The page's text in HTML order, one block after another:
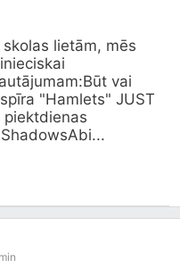
lietām, mēs
vai
"Hamlets" JUST
piektdienas
min